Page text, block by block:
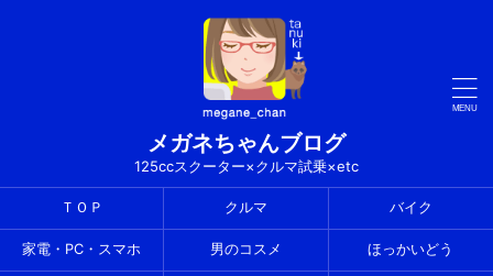
メガネちゃんブログ
125ccスクーター×クルマ試乗×etc
ＴＯＰ クルマ バイク
家電・PC・スマホ 男のコスメ ほっかいどう